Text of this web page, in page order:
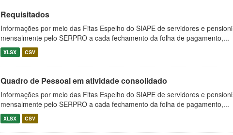
Requisitados
Informações por meio das Fitas Espelho do SIAPE de servidores e
mensalmente pelo SERPRO a cada fechamento da folha de pagamento,...
XLSX CSV
Quadro de Pessoal em atividade consolidado
Informações por meio das Fitas Espelho do SIAPE de servidores e
mensalmente pelo SERPRO a cada fechamento da folha de pagamento,...
XLSX CSV